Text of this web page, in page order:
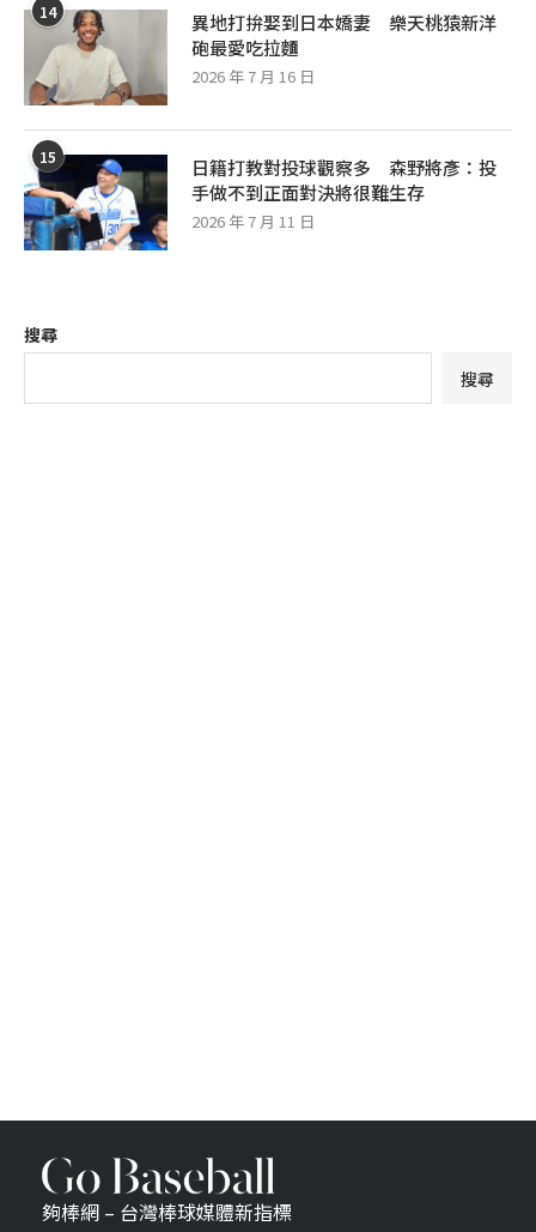
14
異地打拚娶到日本嬌妻 樂天桃猿新洋
砲最愛吃拉麵
2026 年 7 月 16 日
15
日籍打教對投球觀察多 森野將彥：投
手做不到正面對決將很難生存
2026 年 7 月 11 日
搜尋
搜尋
夠棒網 – 台灣棒球媒體新指標